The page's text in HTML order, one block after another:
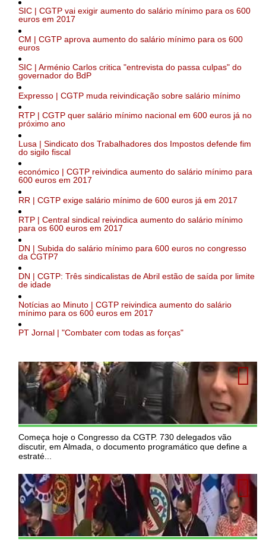
SIC | CGTP vai exigir aumento do salário mínimo para os 600
euros em 2017
CM | CGTP aprova aumento do salário mínimo para os 600
euros
SIC | Arménio Carlos critica "entrevista do passa culpas" do
governador do BdP
Expresso | CGTP muda reivindicação sobre salário mínimo
RTP | CGTP quer salário mínimo nacional em 600 euros já no
próximo ano
Lusa | Sindicato dos Trabalhadores dos Impostos defende fim
do sigilo fiscal
económico | CGTP reivindica aumento do salário mínimo para
600 euros em 2017
RR | CGTP exige salário mínimo de 600 euros já em 2017
RTP | Central sindical reivindica aumento do salário mínimo
para os 600 euros em 2017
DN | Subida do salário mínimo para 600 euros no congresso
da CGTP7
DN | CGTP: Três sindicalistas de Abril estão de saída por limite
de idade
Notícias ao Minuto | CGTP reivindica aumento do salário
mínimo para os 600 euros em 2017
PT Jornal | "Combater com todas as forças"
Começa hoje o Congresso da CGTP. 730 delegados vão
discutir, em Almada, o documento programático que define a
estraté...